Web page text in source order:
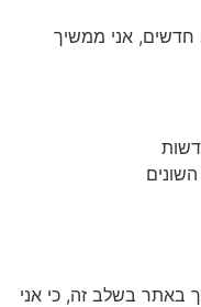
אני ממשיך
בשלב זה, כי אני